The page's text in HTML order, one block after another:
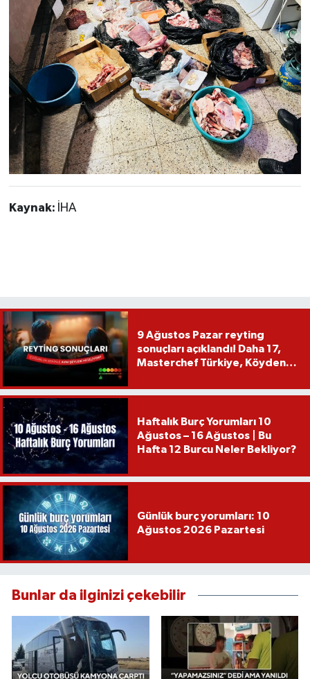
Kaynak: İHA
9 Ağustos Pazar reyting
sonuçları açıklandı! Daha 17,
Masterchef Türkiye, Köyden
Haftalık Burç Yorumları 10
Ağustos – 16 Ağustos | Bu
Hafta 12 Burcu Neler Bekliyor?
Günlük burç yorumları: 10
Ağustos 2026 Pazartesi
Bunlar da ilginizi çekebilir